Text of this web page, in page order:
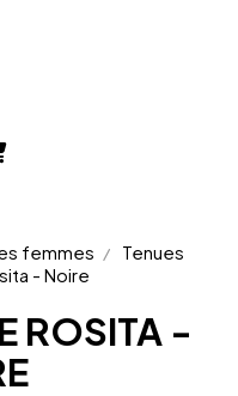
femmes
Tenues
- Noire
ROSITA -